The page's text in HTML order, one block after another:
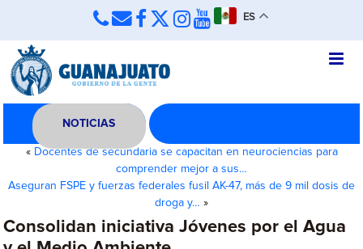
ES
NOTICIAS
« Docentes de secundaria se capacitan en neurociencias para
comprender mejor a sus…
Aseguran FSPE y fuerzas federales fusil AK-47, más de 9 mil dosis de
droga y… »
Consolidan iniciativa Jóvenes por el Agua